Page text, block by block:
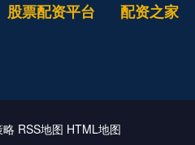
股票配资平台 配资之家
略 RSS地图 HTML地图